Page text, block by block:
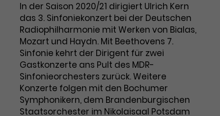
Name _gat_UA-63561367-1
Anbieter Google Analytics
Laufzeit 1 Minute
Zweck
Das ist ein von Google Analytics
gesetztes Cookie. Bestimmte
Daten werden nur maximal einmal
pro Minute an Google Analytics
gesendet. Solange es gesetzt ist,
Anbieter Google / DoubleClick
Laufzeit 3 Monate
Zweck
Dieses Cookie wird verwendet, um
Nutzerinteraktionen mit
Werbeanzeigen zu messen und
Remarketing-Funktionen
bereitzustellen.
In der Saison 2020/21 dirigiert Ulrich Kern
das 3. Sinfoniekonzert bei der Deutschen
Radiophilharmonie mit Werken von Bialas,
Mozart und Haydn. Mit Beethovens 7.
Sinfonie kehrt der Dirigent für zwei
Gastkonzerte ans Pult des MDR-
Sinfonieorchesters zurück. Weitere
Konzerte folgen mit den Bochumer
Symphonikern, dem Brandenburgischen
Staatsorchester im Nikolaisaal Potsdam